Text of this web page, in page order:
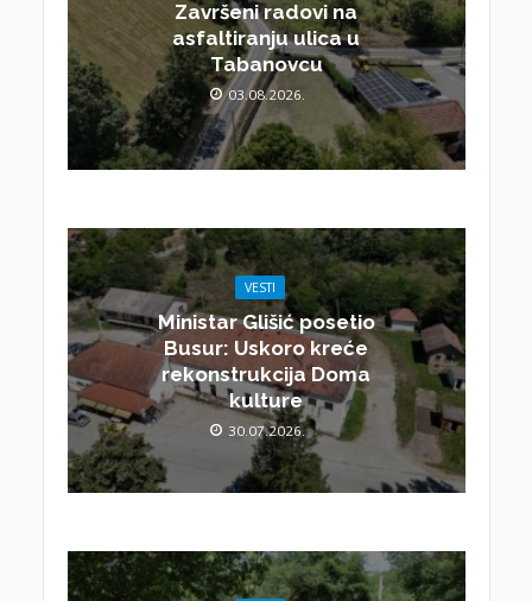
Završeni radovi na
asfaltiranju ulica u
Tabanovcu
03.08.2026.
VESTI
Ministar Glišić posetio
Busur: Uskoro kreće
rekonstrukcija Doma
kulture
30.07.2026.